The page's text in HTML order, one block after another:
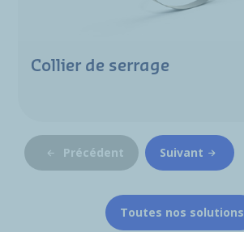
Collier de serrage
Précédent Suivant
Toutes nos solutions